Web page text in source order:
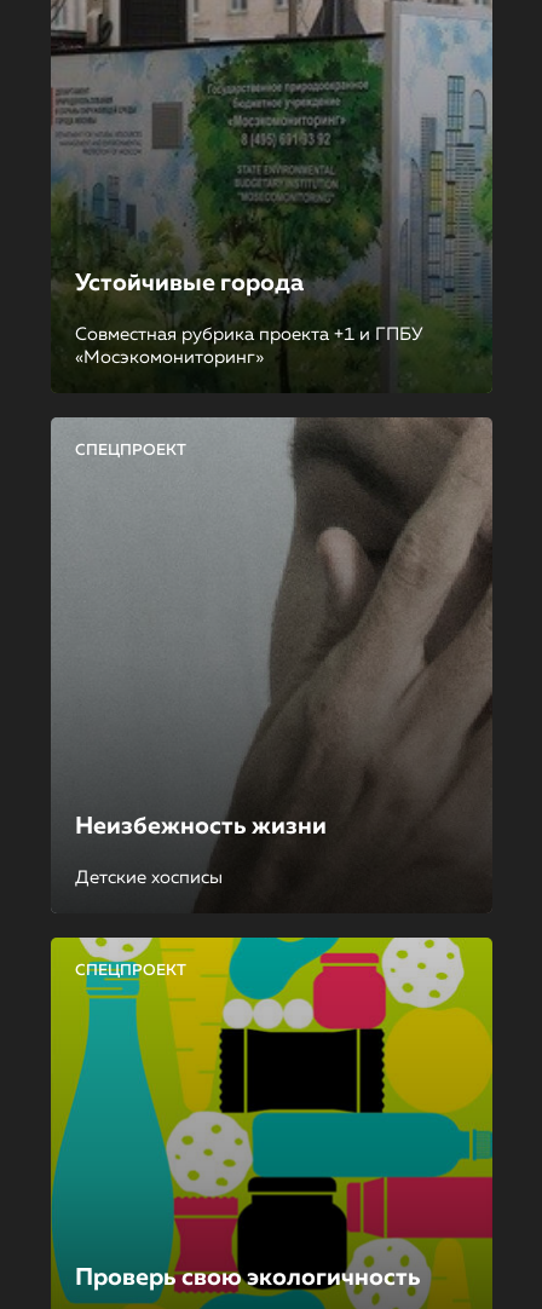
Устойчивые города
Совместная рубрика проекта +1 и ГПБУ
«Мосэкомониторинг»
СПЕЦПРОЕКТ
Неизбежность жизни
Детские хосписы
СПЕЦПРОЕКТ
Проверь свою экологичность